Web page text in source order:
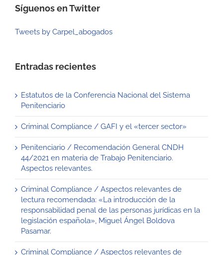
Síguenos en Twitter
Tweets by Carpel_abogados
Entradas recientes
Estatutos de la Conferencia Nacional del Sistema
Penitenciario
Criminal Compliance / GAFI y el «tercer sector»
Penitenciario / Recomendación General CNDH
44/2021 en materia de Trabajo Penitenciario.
Aspectos relevantes.
Criminal Compliance / Aspectos relevantes de
lectura recomendada: «La introducción de la
responsabilidad penal de las personas jurídicas en la
legislación española», Miguel Ángel Boldova
Pasamar.
Criminal Compliance / Aspectos relevantes de